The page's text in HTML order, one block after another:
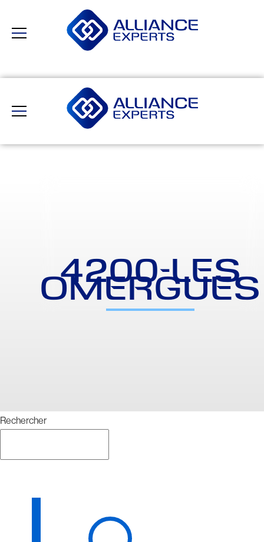
4200-LES
OMERGUES
Rechercher